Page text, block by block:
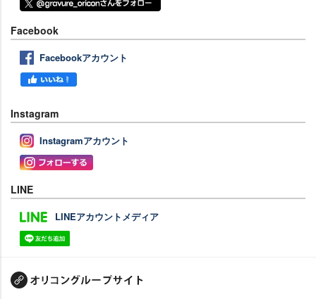
Facebook
Facebookアカウント
Instagram
Instagramアカウント
LINE
LINEアカウントメディア